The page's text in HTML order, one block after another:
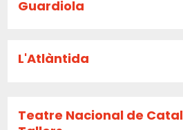
Guardiola
L'Atlàntida
Teatre Nacional de